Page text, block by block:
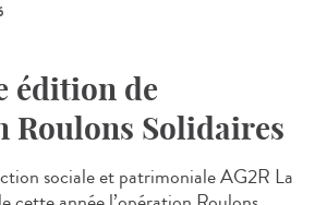
édition de
Roulons Solidaires
sociale et patrimoniale AG2R La